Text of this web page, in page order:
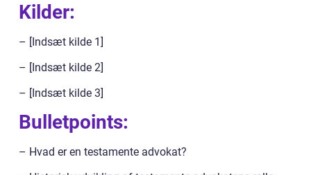
Kilder:
– [Indsæt kilde 1]
– [Indsæt kilde 2]
– [Indsæt kilde 3]
Bulletpoints:
– Hvad er en testamente advokat?